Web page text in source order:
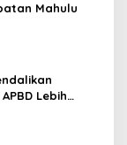
Mahulu
Lebih